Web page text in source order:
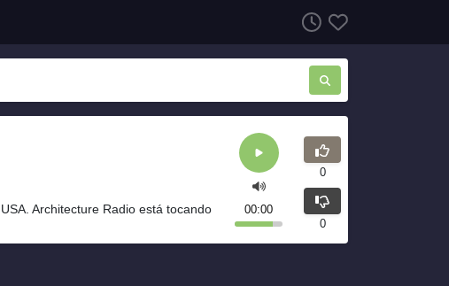
Architecture Radio está tocando
00:00
0
0